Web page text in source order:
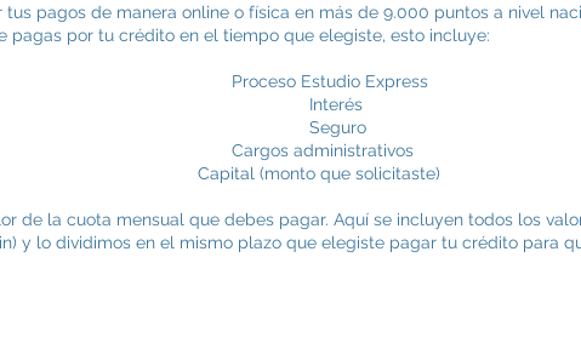
pagos de manera online o física en más de 9.000 puntos a nivel
pagas por tu crédito en el tiempo que elegiste, esto incluye:
Express
que solicitaste)
de la cuota mensual que debes pagar. Aquí se incluyen todos los
y lo dividimos en el mismo plazo que elegiste pagar tu crédito para